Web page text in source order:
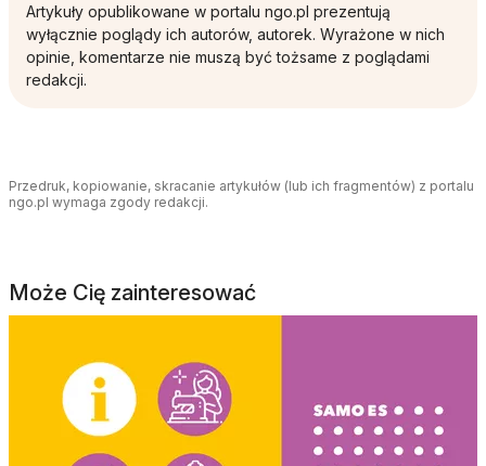
Artykuły opublikowane w portalu ngo.pl prezentują
wyłącznie poglądy ich autorów, autorek. Wyrażone w nich
opinie, komentarze nie muszą być tożsame z poglądami
redakcji.
Przedruk, kopiowanie, skracanie artykułów (lub ich fragmentów) z portalu
ngo.pl wymaga zgody redakcji.
Może Cię zainteresować